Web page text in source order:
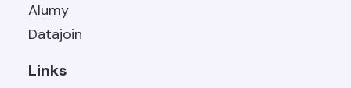
Alumy
Datajoin
Links